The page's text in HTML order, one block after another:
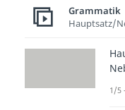
Grammatik
Hauptsatz/
1/5